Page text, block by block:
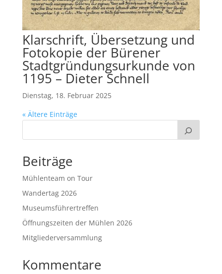
Klarschrift, Übersetzung und
Fotokopie der Bürener
Stadtgründungsurkunde von
1195 – Dieter Schnell
Dienstag, 18. Februar 2025
« Ältere Einträge
Beiträge
Mühlenteam on Tour
Wandertag 2026
Museumsführertreffen
Öffnungszeiten der Mühlen 2026
Mitgliederversammlung
Kommentare